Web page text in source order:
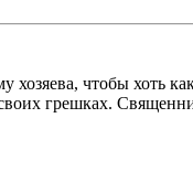
чтобы хоть
грешках.